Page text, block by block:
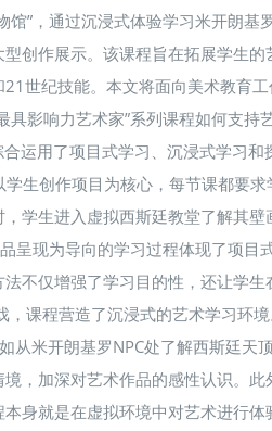
”，通过沉浸式体验学习米开朗基
创作展示。该课程旨在拓展学生的
世纪技能。本文将面向美术教育工
影响力艺术家”系列课程如何支持
运用了项目式学习、沉浸式学习和
生创作项目为核心，每节课都要
学生进入虚拟西斯廷教堂了解其壁
呈现为导向的学习过程体现了项目
不仅增强了学习目的性，还让学生
课程营造了沉浸式的艺术学习环
从米开朗基罗NPC处了解西斯廷天
，加深对艺术作品的感性认识。此
身就是在虚拟环境中对艺术进行体